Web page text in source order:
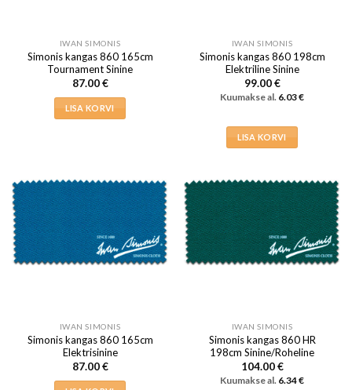
IWAN SIMONIS
Simonis kangas 860 165cm
Tournament Sinine
87.00€
LISA KORVI
IWAN SIMONIS
Simonis kangas 860 198cm
Elektriline Sinine
99.00€
Kuumakse al. 6.03€
LISA KORVI
IWAN SIMONIS
Simonis kangas 860 165cm
Elektrisinine
87.00€
IWAN SIMONIS
Simonis kangas 860 HR
198cm Sinine/Roheline
104.00€
Kuumakse al. 6.34€